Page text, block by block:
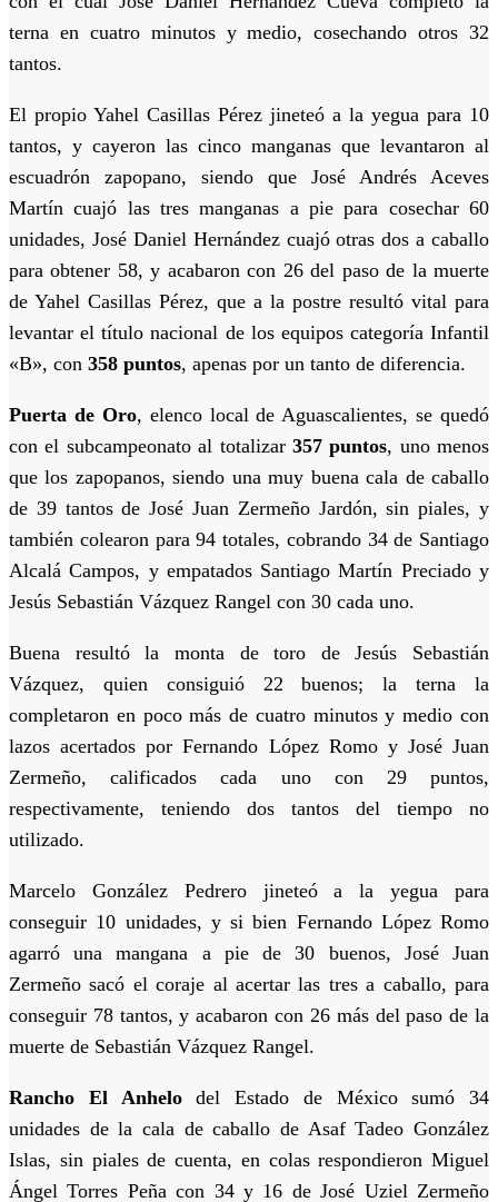
terna en cuatro minutos y medio, cosechando otros 32
tantos.
El propio Yahel Casillas Pérez jineteó a la yegua para 10
tantos, y cayeron las cinco manganas que levantaron al
escuadrón zapopano, siendo que José Andrés Aceves
Martín cuajó las tres manganas a pie para cosechar 60
unidades, José Daniel Hernández cuajó otras dos a caballo
para obtener 58, y acabaron con 26 del paso de la muerte
de Yahel Casillas Pérez, que a la postre resultó vital para
levantar el título nacional de los equipos categoría Infantil
«B», con 358 puntos, apenas por un tanto de diferencia.
Puerta de Oro, elenco local de Aguascalientes, se quedó
con el subcampeonato al totalizar 357 puntos, uno menos
que los zapopanos, siendo una muy buena cala de caballo
de 39 tantos de José Juan Zermeño Jardón, sin piales, y
también colearon para 94 totales, cobrando 34 de Santiago
Alcalá Campos, y empatados Santiago Martín Preciado y
Jesús Sebastián Vázquez Rangel con 30 cada uno.
Buena resultó la monta de toro de Jesús Sebastián
Vázquez, quien consiguió 22 buenos; la terna la
completaron en poco más de cuatro minutos y medio con
lazos acertados por Fernando López Romo y José Juan
Zermeño, calificados cada uno con 29 puntos,
respectivamente, teniendo dos tantos del tiempo no
utilizado.
Marcelo González Pedrero jineteó a la yegua para
conseguir 10 unidades, y si bien Fernando López Romo
agarró una mangana a pie de 30 buenos, José Juan
Zermeño sacó el coraje al acertar las tres a caballo, para
conseguir 78 tantos, y acabaron con 26 más del paso de la
muerte de Sebastián Vázquez Rangel.
Rancho El Anhelodel Estado de México sumó 34
unidades de la cala de caballo de Asaf Tadeo González
Islas, sin piales de cuenta, en colas respondieron Miguel
Ángel Torres Peña con 34 y 16 de José Uziel Zermeño